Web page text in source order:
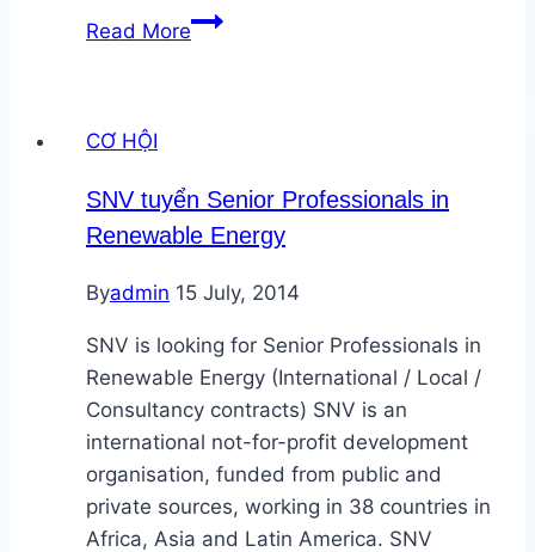
Read MoreBắc
Điện
Mặt
và
Năng
Lượng
Tái
Tạo
CƠ HỘI
SNV tuyển Senior Professionals in
Renewable Energy
Byadmin 15 July, 2014
SNV is looking for Senior Professionals in
Renewable Energy (International / Local /
Consultancy contracts) SNV is an
international not-for-profit development
organisation, funded from public and
private sources, working in 38 countries in
Africa, Asia and Latin America. SNV